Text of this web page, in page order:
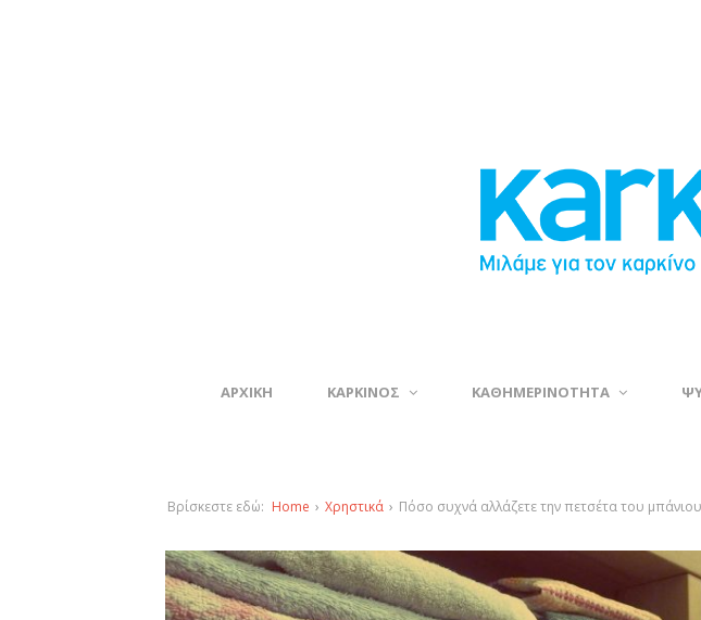
ΑΡΧΙΚΗ ΚΑΡΚΙΝΟΣ ΚΑΘΗΜΕΡΙΝΟΤΗΤΑ
Βρίσκεστε εδώ: Home › Χρηστικά › Πόσο συχνά αλλάζετε την πετσέτα του